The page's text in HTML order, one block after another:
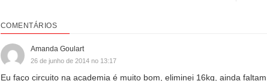
COMENTÁRIOS
Amanda Goulart
26 de junho de 2014 no 13:17
Eu faço circuito na academia é muito bom, eliminei 16kg, ainda